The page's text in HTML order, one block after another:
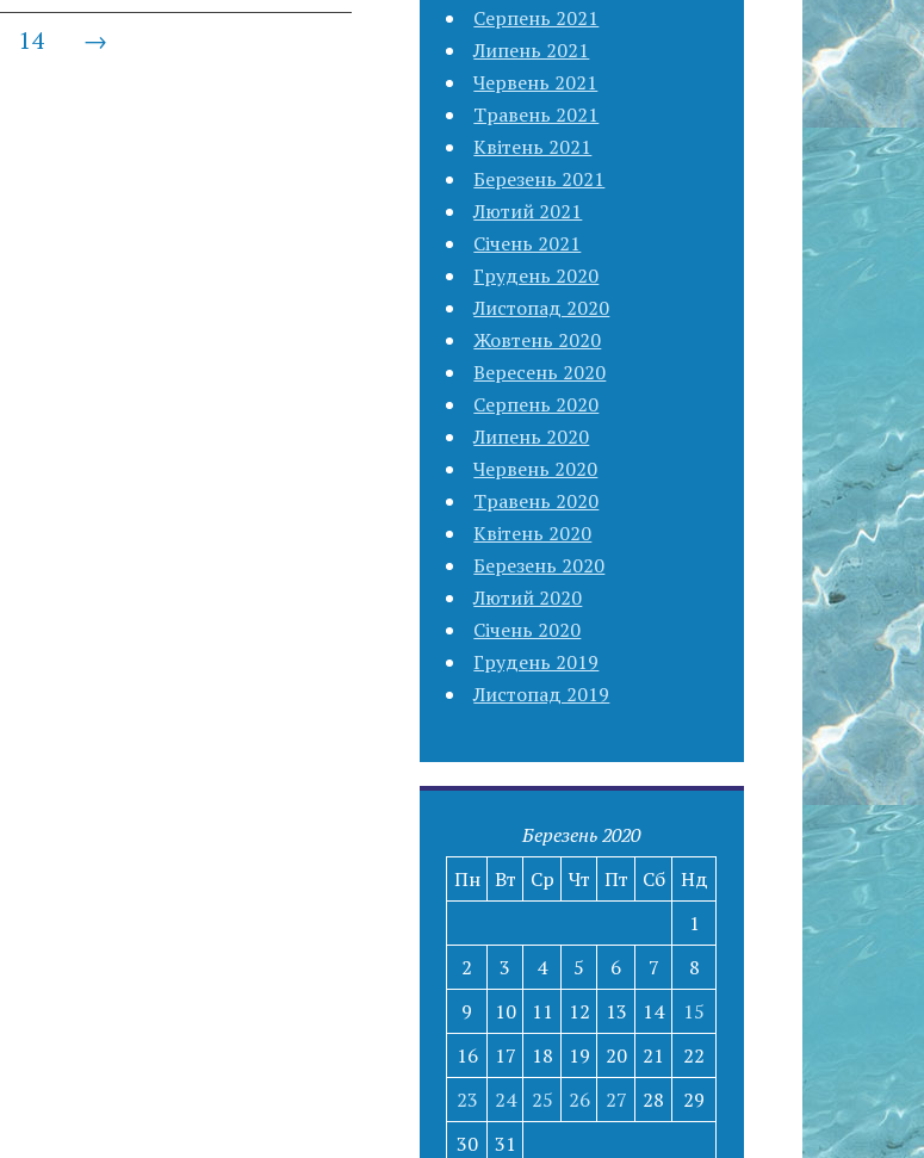
14 →
Серпень 2021
Липень 2021
Червень 2021
Травень 2021
Квітень 2021
Березень 2021
Лютий 2021
Січень 2021
Грудень 2020
Листопад 2020
Жовтень 2020
Вересень 2020
Серпень 2020
Липень 2020
Червень 2020
Травень 2020
Квітень 2020
Березень 2020
Лютий 2020
Січень 2020
Грудень 2019
Листопад 2019
Березень 2020
Пн Вт Ср Чт Пт Сб Нд
1
2
3 4 5 6 7
8
9
10 11 12 13 14
15
16
17 18 19 20 21
22
23
24 25 26 27 28
29
30
31